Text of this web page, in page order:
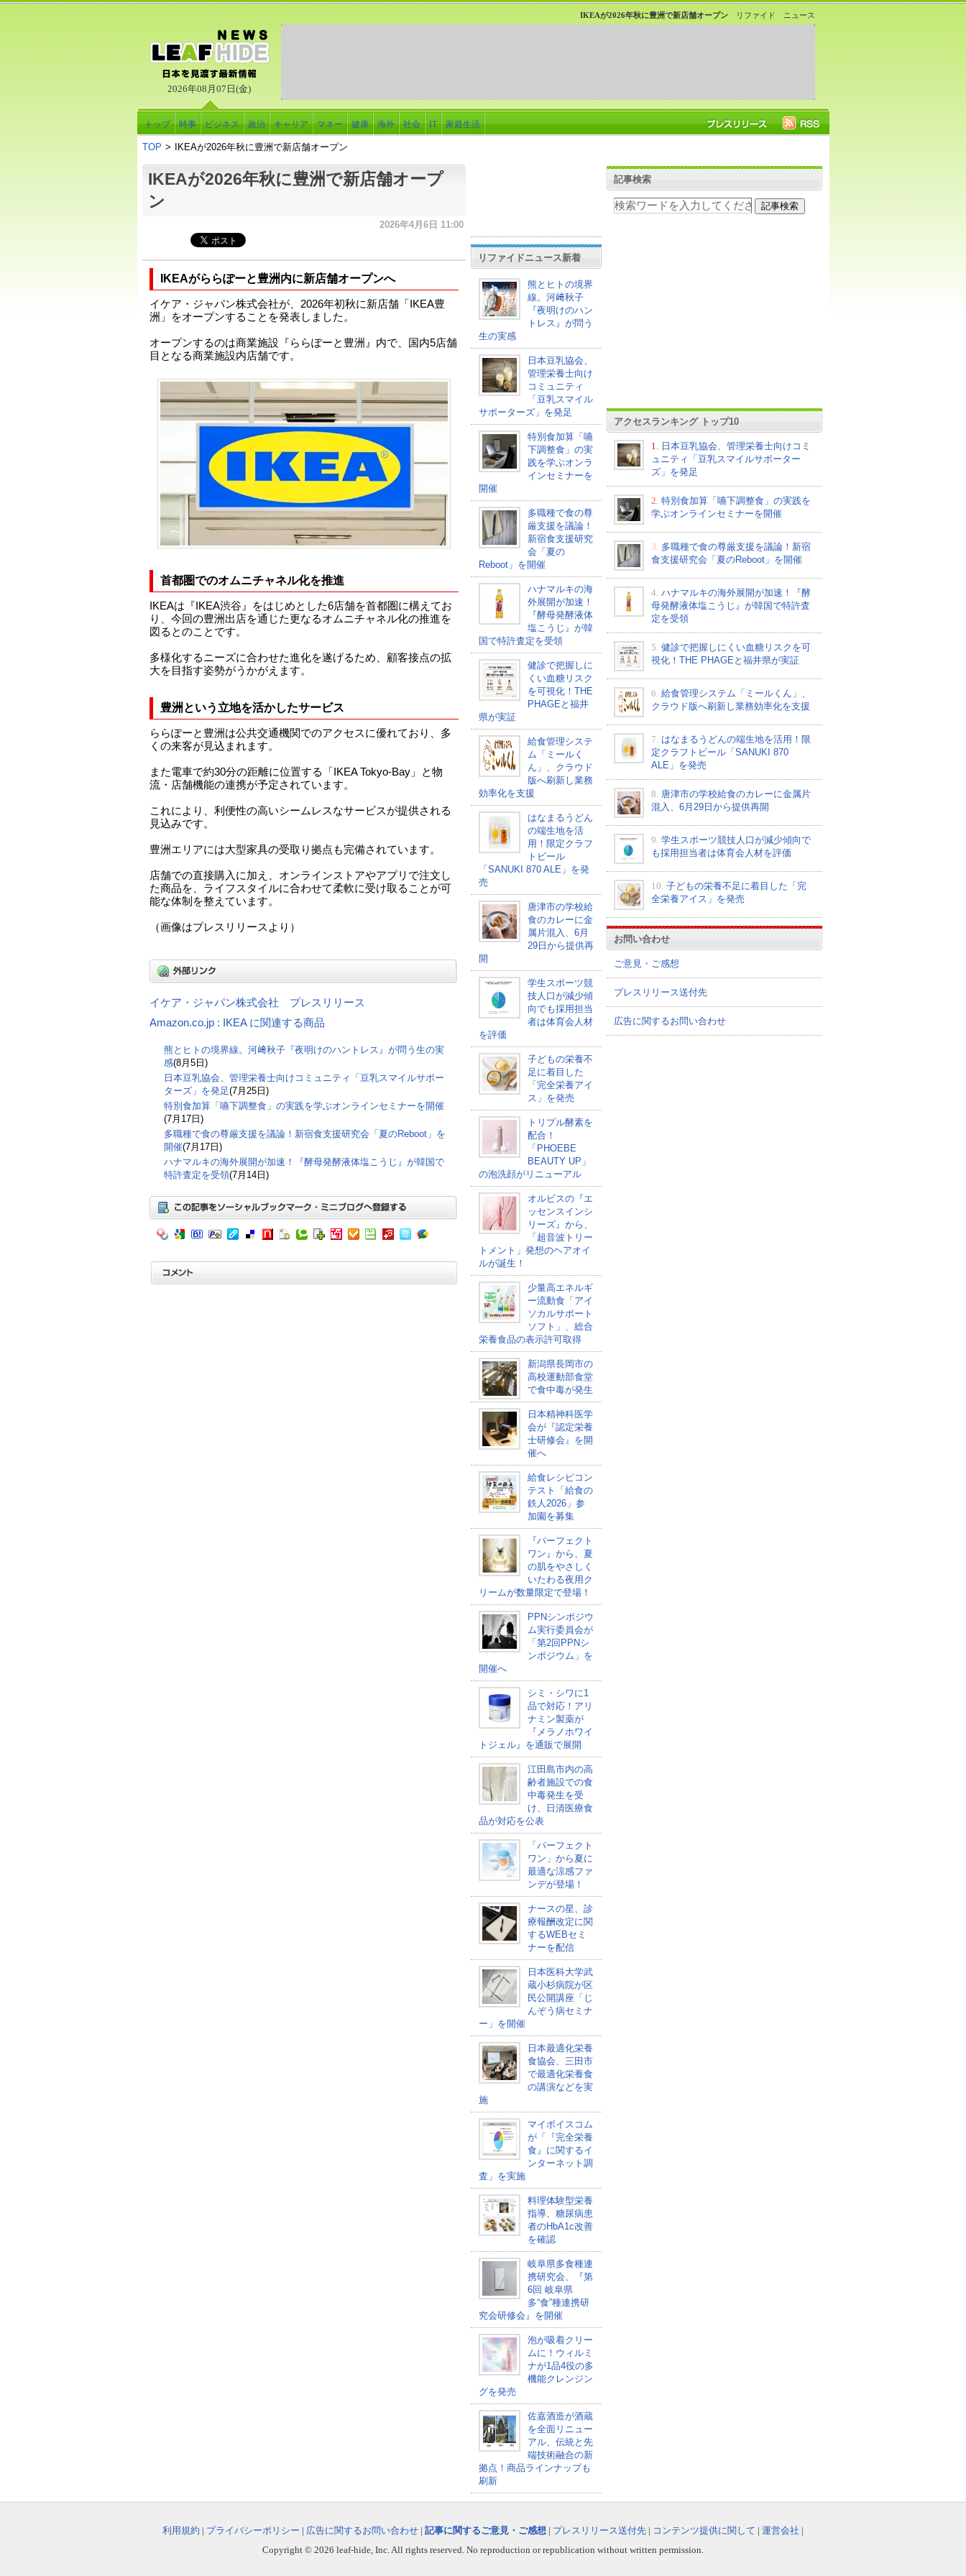
2026年08月07日(金)
リファイド ニュース
IKEAが2026年秋に豊洲で新店舗オープン
トップ 時事 ビジネス 政治 キャリア マネー 健康 海外 社会 IT 家庭生活
TOP > IKEAが2026年秋に豊洲で新店舗オープン
IKEAが2026年秋に豊洲で新店舗オープ
ン
2026年4月6日 11:00
IKEAがららぽーと豊洲内に新店舗オープンへ
イケア・ジャパン株式会社が、2026年初秋に新店舗「IKEA豊
洲」をオープンすることを発表しました。
オープンするのは商業施設『ららぽーと豊洲』内で、国内5店舗
目となる商業施設内店舗です。
首都圏でのオムニチャネル化を推進
IKEAは『IKEA渋谷』をはじめとした6店舗を首都圏に構えてお
り、今回の豊洲出店を通じた更なるオムニチャネル化の推進を
図るとのことです。
多様化するニーズに合わせた進化を遂げるため、顧客接点の拡
大を目指す姿勢がうかがえます。
豊洲という立地を活かしたサービス
ららぽーと豊洲は公共交通機関でのアクセスに優れており、多
くの来客が見込まれます。
また電車で約30分の距離に位置する「IKEA Tokyo-Bay」と物
流・店舗機能の連携が予定されています。
これにより、利便性の高いシームレスなサービスが提供される
見込みです。
豊洲エリアには大型家具の受取り拠点も完備されています。
店舗での直接購入に加え、オンラインストアやアプリで注文し
た商品を、ライフスタイルに合わせて柔軟に受け取ることが可
能な体制を整えています。
（画像はプレスリリースより）
イケア・ジャパン株式会社 プレスリリース
Amazon.co.jp : IKEA に関連する商品
熊とヒトの境界線。河﨑秋子『夜明けのハントレス』が問う生の実
感(8月5日)
日本豆乳協会、管理栄養士向けコミュニティ「豆乳スマイルサポー
ターズ」を発足(7月25日)
特別食加算「嚥下調整食」の実践を学ぶオンラインセミナーを開催
(7月17日)
多職種で食の尊厳支援を議論！新宿食支援研究会「夏のReboot」を
開催(7月17日)
ハナマルキの海外展開が加速！『酵母発酵液体塩こうじ』が韓国で
特許査定を受領(7月14日)
リファイドニュース新着
熊とヒトの境界
線。河﨑秋子
『夜明けのハン
トレス』が問う
生の実感
日本豆乳協会、
管理栄養士向け
コミュニティ
「豆乳スマイル
サポーターズ」を発足
特別食加算「嚥
下調整食」の実
践を学ぶオンラ
インセミナーを
開催
多職種で食の尊
厳支援を議論！
新宿食支援研究
会「夏の
Reboot」を開催
ハナマルキの海
外展開が加速！
『酵母発酵液体
塩こうじ』が韓
国で特許査定を受領
健診で把握しに
くい血糖リスク
を可視化！THE
PHAGEと福井
県が実証
給食管理システ
ム「ミールく
ん」、クラウド
版へ刷新し業務
効率化を支援
はなまるうどん
の端生地を活
用！限定クラフ
トビール
「SANUKI 870 ALE」を発
売
唐津市の学校給
食のカレーに金
属片混入、6月
29日から提供再
開
学生スポーツ競
技人口が減少傾
向でも採用担当
者は体育会人材
を評価
子どもの栄養不
足に着目した
「完全栄養アイ
ス」を発売
トリプル酵素を
配合！
「PHOEBE
BEAUTY UP」
の泡洗顔がリニューアル
オルビスの『エ
ッセンスインシ
リーズ』から、
「超音波トリー
トメント」発想のヘアオイ
ルが誕生！
少量高エネルギ
ー流動食「アイ
ソカルサポート
ソフト」、総合
栄養食品の表示許可取得
新潟県長岡市の
高校運動部食堂
で食中毒が発生
日本精神科医学
会が『認定栄養
士研修会』を開
催へ
給食レシピコン
テスト「給食の
鉄人2026」参
加園を募集
『パーフェクト
ワン』から、夏
の肌をやさしく
いたわる夜用ク
リームが数量限定で登場！
PPNシンポジウ
ム実行委員会が
「第2回PPNシ
ンポジウム」を
開催へ
シミ・シワに1
品で対応！アリ
ナミン製薬が
『メラノホワイ
トジェル』を通販で展開
江田島市内の高
齢者施設での食
中毒発生を受
け、日清医療食
品が対応を公表
「パーフェクト
ワン」から夏に
最適な涼感ファ
ンデが登場！
ナースの星、診
療報酬改定に関
するWEBセミ
ナーを配信
日本医科大学武
蔵小杉病院が区
民公開講座「じ
んぞう病セミナ
ー」を開催
日本最適化栄養
食協会、三田市
で最適化栄養食
の講演などを実
施
マイボイスコム
が「『完全栄養
食』に関するイ
ンターネット調
査」を実施
料理体験型栄養
指導、糖尿病患
者のHbA1c改善
を確認
岐阜県多食種連
携研究会、『第
6回 岐阜県
多“食”種連携研
究会研修会』を開催
泡が吸着クリー
ムに！ウィルミ
ナが1品4役の多
機能クレンジン
グを発売
佐嘉酒造が酒蔵
を全面リニュー
アル、伝統と先
端技術融合の新
拠点！商品ラインナップも
刷新
記事検索
アクセスランキング トップ10
1.
日本豆乳協会、管理栄養士向けコミ
ュニティ「豆乳スマイルサポーター
ズ」を発足
2. 特別食加算「嚥下調整食」の実践を
学ぶオンラインセミナーを開催
3. 多職種で食の尊厳支援を議論！新宿
食支援研究会「夏のReboot」を開催
4. ハナマルキの海外展開が加速！『酵
母発酵液体塩こうじ』が韓国で特許査
定を受領
5. 健診で把握しにくい血糖リスクを可
視化！THE PHAGEと福井県が実証
6. 給食管理システム「ミールくん」、
クラウド版へ刷新し業務効率化を支援
7. はなまるうどんの端生地を活用！限
定クラフトビール「SANUKI 870
ALE」を発売
8. 唐津市の学校給食のカレーに金属片
混入、6月29日から提供再開
9. 学生スポーツ競技人口が減少傾向で
も採用担当者は体育会人材を評価
10. 子どもの栄養不足に着目した「完
全栄養アイス」を発売
お問い合わせ
ご意見・ご感想
プレスリリース送付先
広告に関するお問い合わせ
利用規約 | プライバシーポリシー | 広告に関するお問い合わせ | 記事に関するご意見・ご感想 | プレスリリース送付先 | コンテンツ提供に関して | 運営会社 |
Copyright © 2026 leaf-hide, Inc. All rights reserved. No reproduction or republication without written permission.